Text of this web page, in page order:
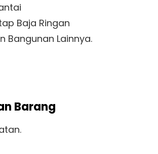
Baja Ringan
Bangunan Lainnya.
Barang